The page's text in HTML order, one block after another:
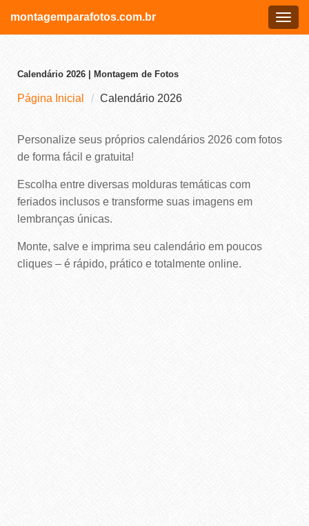
Menu
montagemparafotos.com.br
Calendário 2026 | Montagem de Fotos
Página Inicial Calendário 2026
Personalize seus próprios calendários 2026 com fotos
de forma fácil e gratuita!
Escolha entre diversas molduras temáticas com
feriados inclusos e transforme suas imagens em
lembranças únicas.
Monte, salve e imprima seu calendário em poucos
cliques – é rápido, prático e totalmente online.